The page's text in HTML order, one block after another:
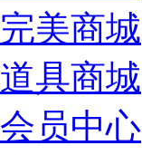
完美商城
道具商城
会员中心